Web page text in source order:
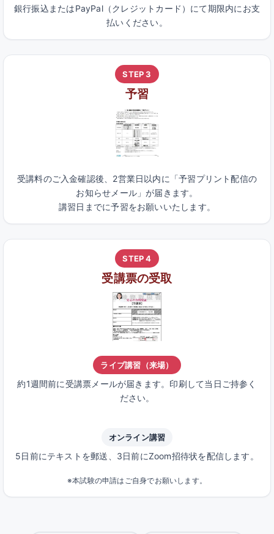
銀行振込またはPayPal（クレジットカード）にて期限内にお支
払いください。
STEP 3
予習
受講料のご入金確認後、2営業日以内に「予習プリント配信の
お知らせメール」が届きます。
講習日までに予習をお願いいたします。
STEP 4
受講票の受取
ライブ講習（来場）
約1週間前に受講票メールが届きます。印刷して当日ご持参く
ださい。
オンライン講習
5日前にテキストを郵送、3日前にZoom招待状を配信します。
※本試験の申請はご自身でお願いします。